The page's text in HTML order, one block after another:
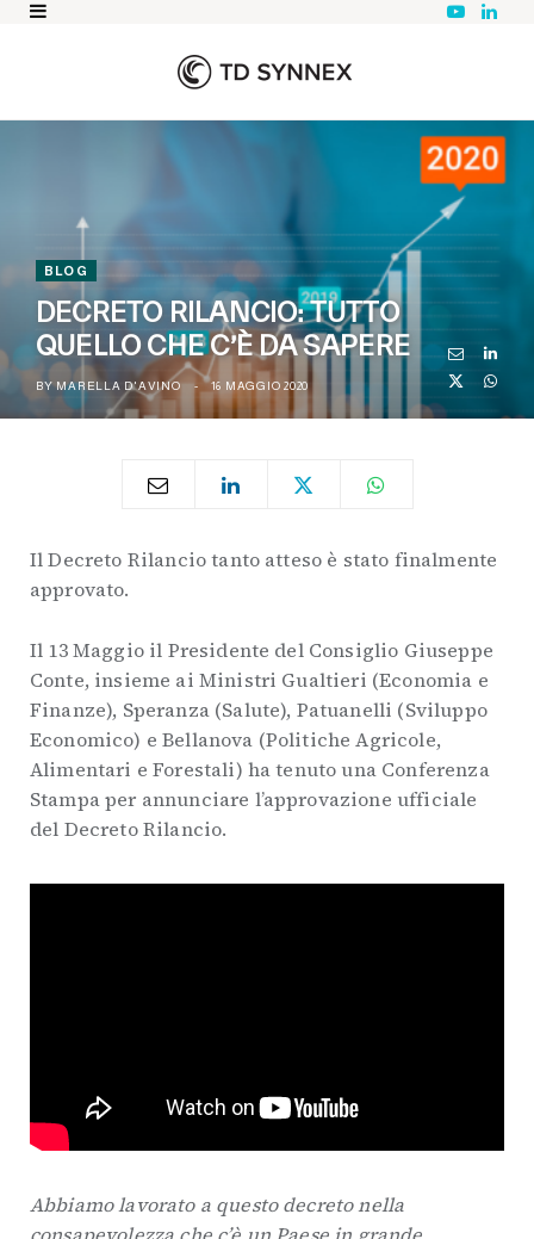
Y
e
L
I
n
BLOG
DECRETO RILANCIO: TUTTO
QUELLO CHE C’È DA SAPERE
BY MARELLA D'AVINO 16 MAGGIO 2020
Il Decreto Rilancio tanto atteso è stato finalmente
approvato.
Il 13 Maggio il Presidente del Consiglio Giuseppe
Conte, insieme ai Ministri Gualtieri (Economia e
Finanze), Speranza (Salute), Patuanelli (Sviluppo
Economico) e Bellanova (Politiche Agricole,
Alimentari e Forestali) ha tenuto una Conferenza
Stampa per annunciare l’approvazione ufficiale
del Decreto Rilancio.
Abbiamo lavorato a questo decreto nella